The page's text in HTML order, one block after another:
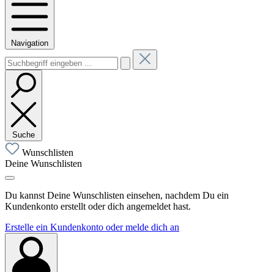
Navigation
Suche
Wunschlisten
Deine Wunschlisten
Du kannst Deine Wunschlisten einsehen, nachdem Du ein
Kundenkonto erstellt oder dich angemeldet hast.
Erstelle ein Kundenkonto oder melde dich an